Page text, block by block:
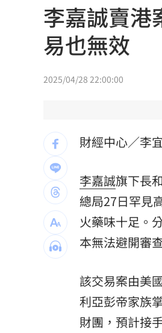
美就業數據爆冷
梅西父親病逝享
5登山客2025年
喝錯傷身！營養
ETF存到2千萬
社宅包租爆糾
馬斯克蓋地球最
蔣市政一團糟？
飛機餐1果汁爆
李嘉誠賣
易也無效
2025/04/28 22:00:00
財經中心／李
李嘉誠旗下長
總局27日罕見
火藥味十足。
本無法避開審
該交易案由美
利亞彭帝家族
財團，預計接